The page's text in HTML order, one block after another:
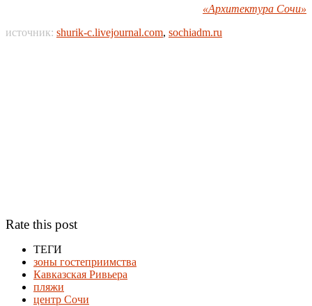
«Архитектура Сочи»
источник: shurik-c.livejournal.com, sochiadm.ru
Rate this post
ТЕГИ
зоны гостеприимства
Кавказская Ривьера
пляжи
центр Сочи